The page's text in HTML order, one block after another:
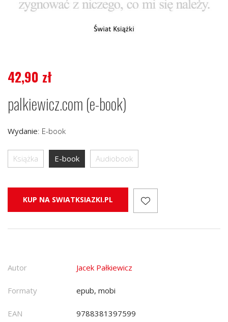
42,90 zł
palkiewicz.com (e-book)
Wydanie: E-book
Książka E-book Audiobook
KUP NA SWIATKSIAZKI.PL
Autor Jacek Pałkiewicz
Formaty epub, mobi
EAN 9788381397599